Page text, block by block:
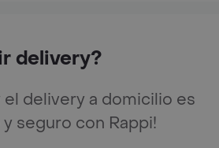
delivery?
el delivery a domicilio es
seguro con Rappi!